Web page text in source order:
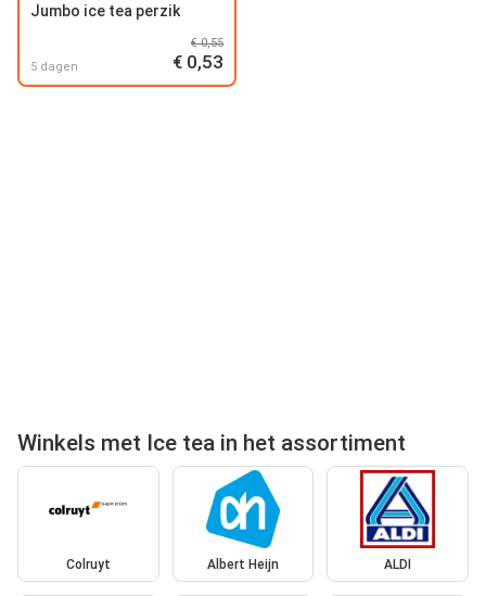
Jumbo ice tea perzik
5 dagen
€ 0,55
€ 0,53
Winkels met Ice tea in het assortiment
Colruyt Albert Heijn ALDI